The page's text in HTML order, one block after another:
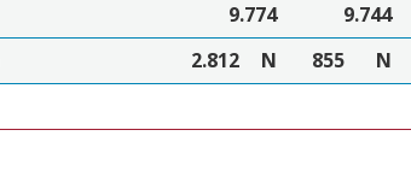
9.774
9.744
2.812 N 855 N